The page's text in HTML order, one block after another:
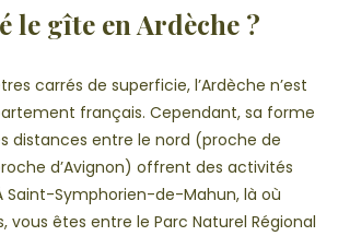
le gîte en Ardèche ?
carrés de superficie, l’Ardèche n’est
français. Cependant, sa forme
distances entre le nord (proche de
d’Avignon) offrent des activités
Saint-Symphorien-de-Mahun, là où
vous êtes entre le Parc Naturel Régional